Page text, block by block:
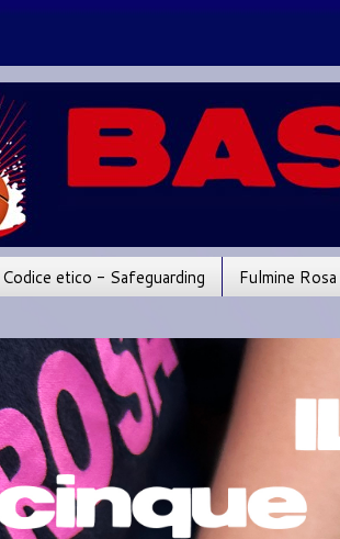
Codice etico - Safeguarding Fulmine Rosa